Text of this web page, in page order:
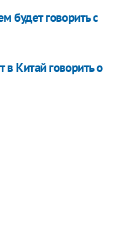
будет говорить с
Китай говорить о